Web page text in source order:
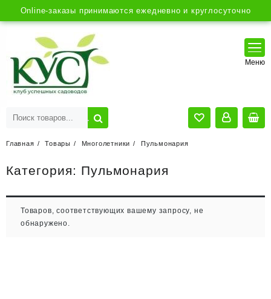
Online-заказы принимаются ежедневно и круглосуточно
Категория: Пульмонария
Главная Товары Многолетники Пульмонария
Товаров, соответствующих вашему запросу, не
обнаружено.